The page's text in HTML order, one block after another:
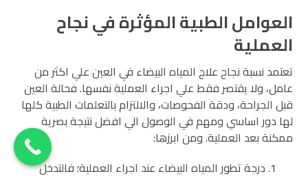
العوامل الطبية المؤثرة في نجاح
العملية
تعتمد نسبة نجاح علاج المياه البيضاء في العين علي اكثر من
عامل، ولا يقتصر فقط علي اجراء العملية نفسها. فحالة العين
قبل الجراحة، ودقة الفحوصات، والالتزام بالتعلمات الطبية كلها
لها دور اساسي ومهم في الوصول الي افضل نتيجة بصرية
ممكنة بعد العملية. ومن ابرزها:
درجة تطور المياه البيضاء عند اجراء العملية؛ فالتدخل